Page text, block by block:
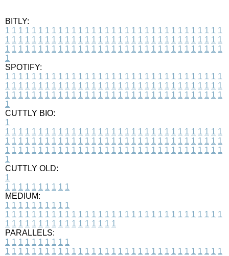
BITLY:
1 1 1 1 1 1 1 1 1 1 1 1 1 1 1 1 1 1 1 1 1 1 1 1 1 1 1 1 1 1 1 1 1
1 1 1 1 1 1 1 1 1 1 1 1 1 1 1 1 1 1 1 1 1 1 1 1 1 1 1 1 1 1 1 1 1
1 1 1 1 1 1 1 1 1 1 1 1 1 1 1 1 1 1 1 1 1 1 1 1 1 1 1 1 1 1 1 1 1
1
SPOTIFY:
1 1 1 1 1 1 1 1 1 1 1 1 1 1 1 1 1 1 1 1 1 1 1 1 1 1 1 1 1 1 1 1 1
1 1 1 1 1 1 1 1 1 1 1 1 1 1 1 1 1 1 1 1 1 1 1 1 1 1 1 1 1 1 1 1 1
1 1 1 1 1 1 1 1 1 1 1 1 1 1 1 1 1 1 1 1 1 1 1 1 1 1 1 1 1 1 1 1 1
1
CUTTLY BIO:
1
1 1 1 1 1 1 1 1 1 1 1 1 1 1 1 1 1 1 1 1 1 1 1 1 1 1 1 1 1 1 1 1 1
1 1 1 1 1 1 1 1 1 1 1 1 1 1 1 1 1 1 1 1 1 1 1 1 1 1 1 1 1 1 1 1 1
1 1 1 1 1 1 1 1 1 1 1 1 1 1 1 1 1 1 1 1 1 1 1 1 1 1 1 1 1 1 1 1 1
1
CUTTLY OLD:
1
1 1 1 1 1 1 1 1 1 1
MEDIUM:
1 1 1 1 1 1 1 1 1 1
1 1 1 1 1 1 1 1 1 1 1 1 1 1 1 1 1 1 1 1 1 1 1 1 1 1 1 1 1 1 1 1 1
1 1 1 1 1 1 1 1 1 1 1 1 1 1 1 1 1
PARALLELS:
1 1 1 1 1 1 1 1 1 1
1 1 1 1 1 1 1 1 1 1 1 1 1 1 1 1 1 1 1 1 1 1 1 1 1 1 1 1 1 1 1 1 1